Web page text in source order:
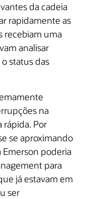
da cadeia
rapidamente as
recebiam uma
analisar
status das
na
rápida. Por
se aproximando
poderia
para
já estavam em
ser